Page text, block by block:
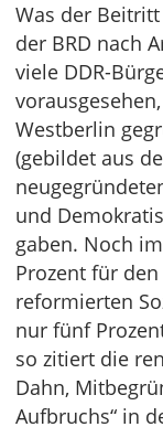
Was der
der BRD nach
viele DDR-
Westberlin
(gebildet aus
und
gaben. Noch
Prozent für den
reformierten
nur fünf
so zitiert die
Dahn,
Aufbruchs“ in